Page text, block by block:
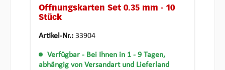
Öffnungskarten Set 0.35 mm - 10
Stück
Artikel-Nr.: 33904
Verfügbar - Bei Ihnen in 1 - 9 Tagen,
abhängig von Versandart und Lieferland